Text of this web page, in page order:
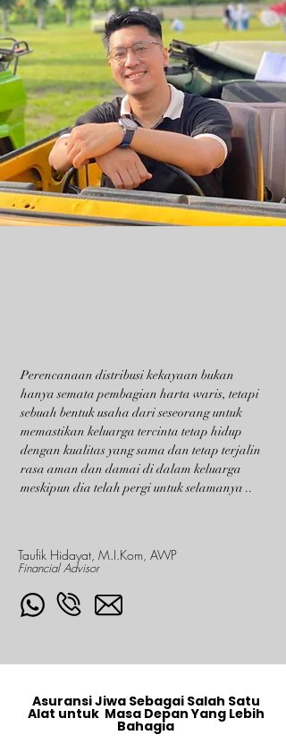
Perencanaan distribusi kekayaan bukan
hanya semata pembagian harta waris, tetapi
sebuah bentuk usaha dari seseorang untuk
memastikan keluarga tercinta tetap hidup
dengan kualitas yang sama dan tetap terjalin
rasa aman dan damai di dalam keluarga
meskipun dia telah pergi untuk selamanya ..
Taufik Hidayat, M.I.Kom, AWP
Financial Advisor
Asuransi Jiwa Sebagai Salah Satu
Alat untuk Masa Depan Yang Lebih
Bahagia